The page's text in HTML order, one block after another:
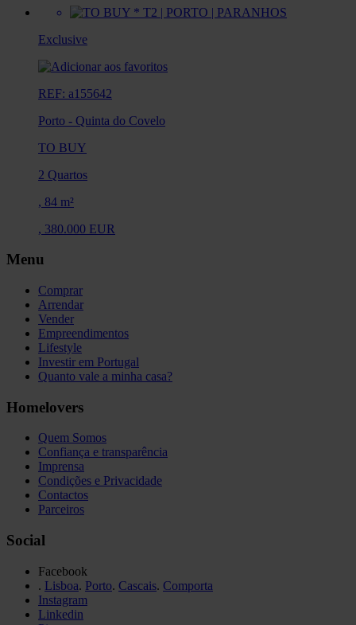
Exclusive
REF: a155642
Porto - Quinta do Covelo
TO BUY
2 Quartos
, 84 m²
, 380.000 EUR
Menu
Comprar
Arrendar
Vender
Empreendimentos
Lifestyle
Investir em Portugal
Quanto vale a minha casa?
Homelovers
Quem Somos
Confiança e transparência
Imprensa
Condições e Privacidade
Contactos
Parceiros
Social
Facebook
. Lisboa. Porto. Cascais. Comporta
Instagram
Linkedin